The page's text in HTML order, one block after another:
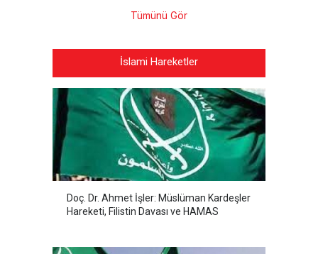
Tümünü Gör
İslami Hareketler
Doç. Dr. Ahmet İşler: Müslüman Kardeşler
Hareketi, Filistin Davası ve HAMAS